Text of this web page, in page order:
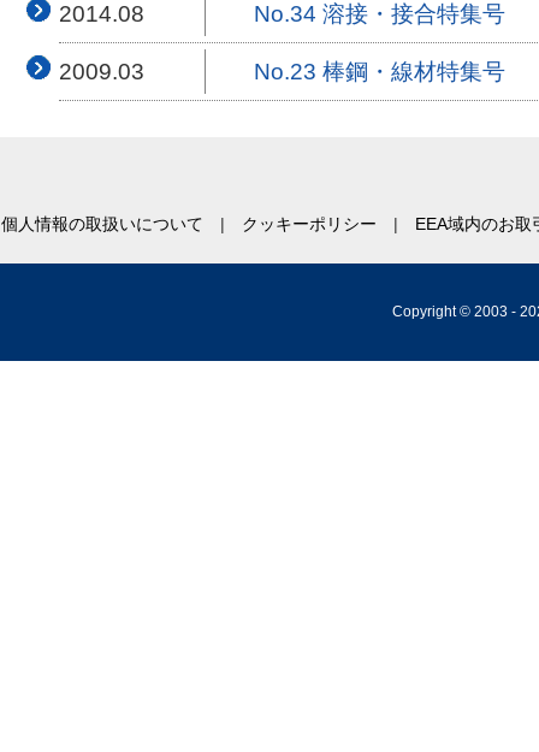
2014.08 No.34 溶接・接合特集号
2009.03 No.23 棒鋼・線材特集号
個人情報の取扱いについて クッキーポリシー EEA域内のお
Copyright © 2003 -